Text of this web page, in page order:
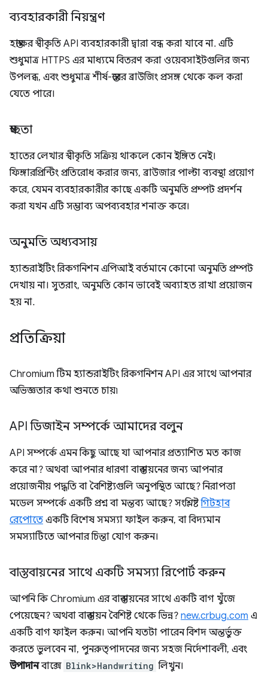
ব্যবহারকারী নিয়ন্ত্রণ
হস্তাক্ষর স্বীকৃতি API ব্যবহারকারী দ্বারা বন্ধ করা যাবে না. এটি
শুধুমাত্র HTTPS এর মাধ্যমে বিতরণ করা ওয়েবসাইটগুলির জন্য
উপলব্ধ, এবং শুধুমাত্র শীর্ষ-স্তরের ব্রাউজিং প্রসঙ্গ থেকে কল করা
যেতে পারে।
স্বচ্ছতা
হাতের লেখার স্বীকৃতি সক্রিয় থাকলে কোন ইঙ্গিত নেই।
ফিঙ্গারপ্রিন্টিং প্রতিরোধ করার জন্য, ব্রাউজার পাল্টা ব্যবস্থা প্রয়োগ
করে, যেমন ব্যবহারকারীর কাছে একটি অনুমতি প্রম্পট প্রদর্শন
করা যখন এটি সম্ভাব্য অপব্যবহার শনাক্ত করে।
অনুমতি অধ্যবসায়
হ্যান্ডরাইটিং রিকগনিশন এপিআই বর্তমানে কোনো অনুমতি প্রম্পট
দেখায় না। সুতরাং, অনুমতি কোন ভাবেই অব্যাহত রাখা প্রয়োজন
হয় না.
প্রতিক্রিয়া
Chromium টিম হ্যান্ডরাইটিং রিকগনিশন API এর সাথে আপনার
অভিজ্ঞতার কথা শুনতে চায়৷
API ডিজাইন সম্পর্কে আমাদের বলুন
API সম্পর্কে এমন কিছু আছে যা আপনার প্রত্যাশিত মত কাজ
করে না? অথবা আপনার ধারণা বাস্তবায়নের জন্য আপনার
প্রয়োজনীয় পদ্ধতি বা বৈশিষ্ট্যগুলি অনুপস্থিত আছে? নিরাপত্তা
মডেল সম্পর্কে একটি প্রশ্ন বা মন্তব্য আছে? সংশ্লিষ্টগিটহাব
রেপোতে একটি বিশেষ সমস্যা ফাইল করুন, বা বিদ্যমান
সমস্যাটিতে আপনার চিন্তা যোগ করুন।
বাস্তবায়নের সাথে একটি সমস্যা রিপোর্ট করুন
আপনি কি Chromium এর বাস্তবায়নের সাথে একটি বাগ খুঁজে
পেয়েছেন? অথবা বাস্তবায়ন বৈশিষ্ট থেকে ভিন্ন? new.crbug.com এ
একটি বাগ ফাইল করুন। আপনি যতটা পারেন বিশদ অন্তর্ভুক্ত
করতে ভুলবেন না, পুনরুত্পাদনের জন্য সহজ নির্দেশাবলী, এবং
উপাদানবাক্সে Blink>Handwriting লিখুন।